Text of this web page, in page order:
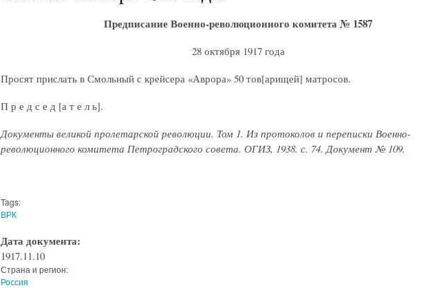
Предписание Военно-революционного комитета № 1587
28 октября 1917 года
Просят прислать в Смольный с крейсера «Аврора» 50 тов[арищей] матросов.
П р е д с е д [а т е л ь].
Документы великой пролетарской революции. Том 1. Из протоколов и переписки Военно-
революционного комитета Петроградского совета. ОГИЗ, 1938. с. 74. Документ № 109.
Tags:
ВРК
Дата документа:
1917.11.10
Страна и регион:
Россия